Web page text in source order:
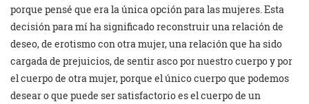
porque pensé que era la única opción para las mujeres. Esta
decisión para mí ha significado reconstruir una relación de
deseo, de erotismo con otra mujer, una relación que ha sido
cargada de prejuicios, de sentir asco por nuestro cuerpo y por
el cuerpo de otra mujer, porque el único cuerpo que podemos
desear o que puede ser satisfactorio es el cuerpo de un